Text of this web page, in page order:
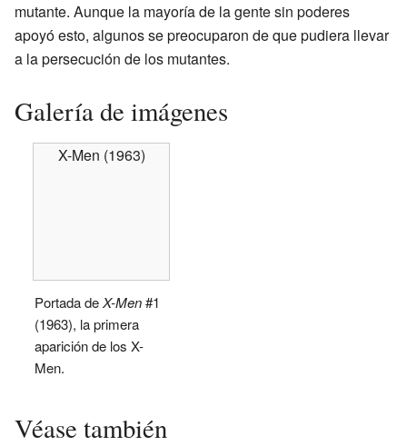
mutante. Aunque la mayoría de la gente sin poderes
apoyó esto, algunos se preocuparon de que pudiera llevar
a la persecución de los mutantes.
Galería de imágenes
X-Men (1963)
Portada deX-Men#1
(1963), la primera
aparición de los X-
Men.
Véase también